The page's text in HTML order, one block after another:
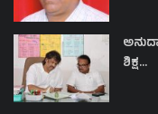
ಶಿಕ್ಷ...